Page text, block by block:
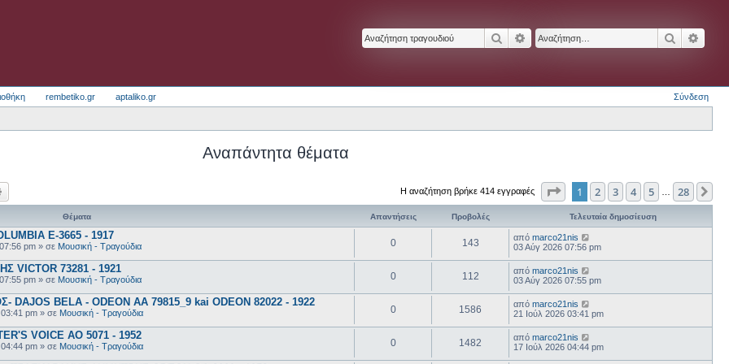
ΑναζήτησηΕιδική αναζήτηση
rembetiko.gr aptaliko.gr Σύνδεση
Αναπάντητα θέματα
Η αναζήτηση βρήκε 414 εγγραφές Σελίδα1 από 28
1 2 3 4 5 28
Θέματα Απαντήσεις Προβολές Τελευταία δημοσίευση
E-3665 - 1917
pm » σε Μουσική - Τραγούδια 0 143 από marco21nis
03 Αύγ 2026 07:56 pm
VICTOR 73281 - 1921
pm » σε Μουσική - Τραγούδια 0 112 από marco21nis
03 Αύγ 2026 07:55 pm
BELA - ODEON AA 79815_9 kai ODEON 82022 - 1922
pm » σε Μουσική - Τραγούδια 0 1586 από marco21nis
21 Ιούλ 2026 03:41 pm
VOICE AO 5071 - 1952
04:44 pm » σε Μουσική - Τραγούδια 0 1482 από marco21nis
17 Ιούλ 2026 04:44 pm